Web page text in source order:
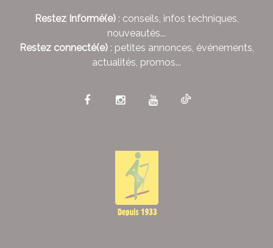
Restez Informé(e): conseils, infos techniques,
nouveautés...
Restez connecté(e): petites annonces, événements,
actualités, promos...